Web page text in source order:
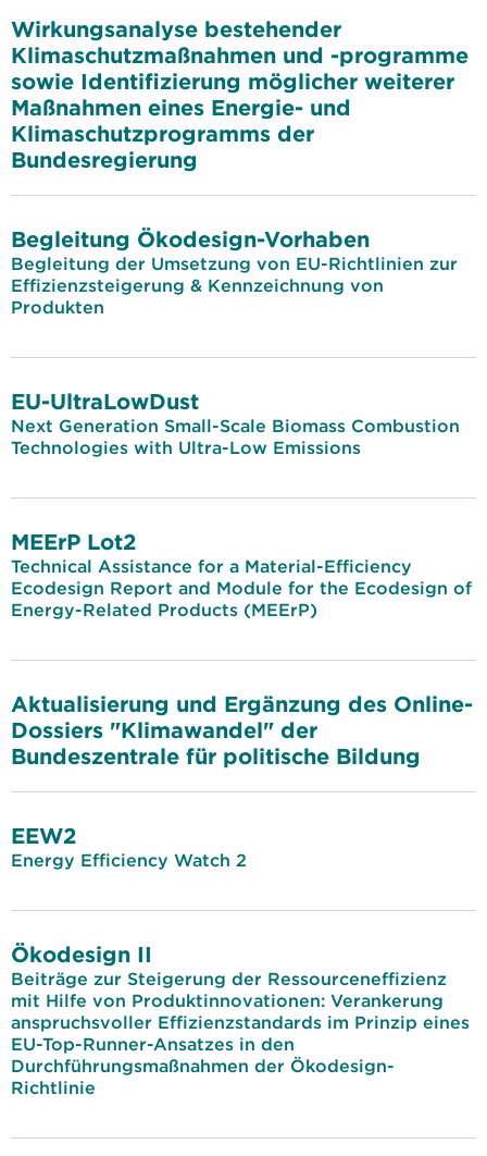
Wirkungsanalyse bestehender
Klimaschutzmaßnahmen und -programme
sowie Identifizierung möglicher weiterer
Maßnahmen eines Energie- und
Klimaschutzprogramms der
Bundesregierung
Begleitung Ökodesign-Vorhaben
Begleitung der Umsetzung von EU-Richtlinien zur
Effizienzsteigerung & Kennzeichnung von
Produkten
EU-UltraLowDust
Next Generation Small-Scale Biomass Combustion
Technologies with Ultra-Low Emissions
MEErP Lot2
Technical Assistance for a Material-Efficiency
Ecodesign Report and Module for the Ecodesign of
Energy-Related Products (MEErP)
Aktualisierung und Ergänzung des Online-
Dossiers "Klimawandel" der
Bundeszentrale für politische Bildung
EEW2
Energy Efficiency Watch 2
Ökodesign II
Beiträge zur Steigerung der Ressourceneffizienz
mit Hilfe von Produktinnovationen: Verankerung
anspruchsvoller Effizienzstandards im Prinzip eines
EU-Top-Runner-Ansatzes in den
Durchführungsmaßnahmen der Ökodesign-
Richtlinie